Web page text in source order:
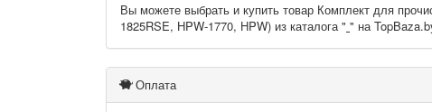
Вы можете выбрать и купить товар Комплект для
1825RSE, HPW-1770, HPW) из каталога " " на
Оплата